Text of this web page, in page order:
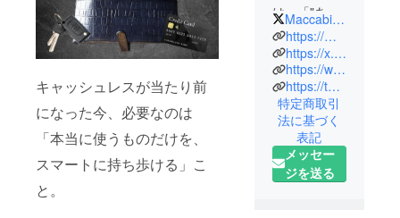
キャッシュレスが当たり前
になった今、必要なのは
「本当に使うものだけを、
スマートに持ち歩ける」こ
と。
は、「"あっ
たらいい
な"を形にす
る」をコン
セプトとし
たMaccabi
projectを運
営していま
す。
MaccabiMiya2024
https://maccabiproject.studio.site
https://x.com/MaccabiMiya2024
https://www.instagram.com/maccabi_2024/
https://taittsuu.com/users/maccabiproject
特定商取引
法に基づく
表記
メッセー
ジを送る